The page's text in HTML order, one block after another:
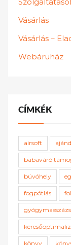
Vásárlás
Vásárlás –
Webáruház
CÍMKÉK
airsoft
babaváró
búvóhely
fogpótlás
gyógymasszázs
könyv